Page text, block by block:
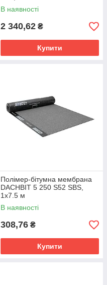
В наявності
2 340,62 ₴
Купити
Полімер-бітумна мембрана
DACHBIT 5 250 S52 SBS,
1х7.5 м
В наявності
308,76 ₴
Купити